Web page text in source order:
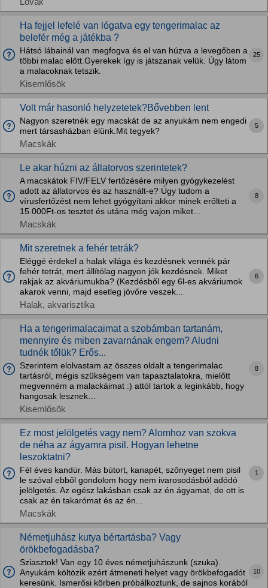
Ha fejjel lefelé van lógatva egy tengerimalac az
belefér még a játékba ?
Hátsó lábainál van megfogva és el van húzva a levegőben a
többi malac előtt.Gyerekek így is játszanak velük. Úgy látom
a malacoknak tetszik.
Kisemlősök
25
Volt már hasonló helyzetetek?Bővebben lent
Nagyon szeretnék egy macskát de az anyukám nem engedi
mert társasházban élünk.Mit tegyek?
Macskák
5
Le akar húzni az állatorvos szerintetek?
A macskátok FIV/FELV fertőzésére milyen gyógykezelést
adott az állatorvos és az használt-e? Úgy tudom a
vírusfertőzést nem lehet gyógyítani akkor minek erőlteti a
15.000Ft-os tesztet és utána még vajon miket...
Macskák
8
Mit szeretnek a fehér tetrák?
Eléggé érdekel a halak világa és kezdésnek vennék pár
fehér tetrát, mert állítólag nagyon jók kezdésnek. Miket
rakjak az akváriumukba? (Kezdésből egy 6l-es akváriumok
akarok venni, majd esetleg jövőre veszek...
Halak, akvarisztika
6
Ha a tengerimalacaimat a szobámban tartanám,
mennyire és miben zavarnának engem? Aludni
tudnék tőlük? Erős...
Szerintem elolvastam az összes oldalt a tengerimalac
tartásról, mégis szükségem van tapasztalatokra, mielőtt
megvenném a malackáimat :) attól tartok a leginkább, hogy
hangosak lesznek…
Kisemlősök
8
Ez most jelölgetés vagy nem? Alomhoz van szokva
de néha az ágyamra pisil. Hogyan lehetne
leszoktatni?
Fél éves kandúr. Más bútort, kanapét, szőnyeget nem pisil
le szóval ebből gondolom hogy nem ivarosodásból adódó
jelölgetés. Az egész lakásban csak az én ágyamat, de ott is
csak az én takarómat és az én...
Macskák
1
Németjuhász kutya bértartásba? Vagy
örökbefogadásba?
Sziasztok! Van egy 10 éves németjuhászunk (szuka).
Anyukám költözik ezért átmeneti helyet vagy örökbefogadót
keresünk. Ismerősi körben próbálkoztunk, de sajnos korából
10